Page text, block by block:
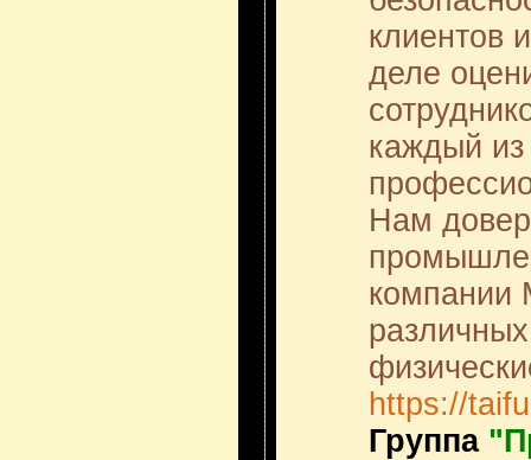
клиентов
деле
каждый из
Нам
компании
https://
Группа